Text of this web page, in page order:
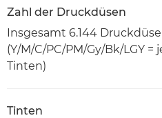
Zahl der Druckdüsen
Insgesamt 6.144
(Y/M/C/PC/PM/Gy/Bk/LGY =
Tinten)
Tinten